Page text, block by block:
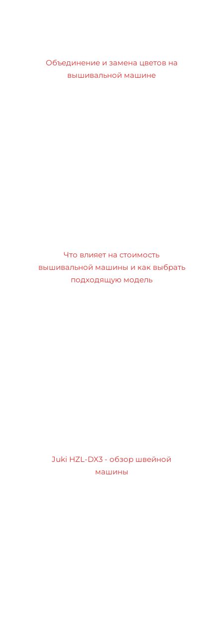
Объединение и замена цветов на
вышивальной машине
Что влияет на стоимость
вышивальной машины и как выбрать
подходящую модель
Juki HZL-DX3 - обзор швейной
машины